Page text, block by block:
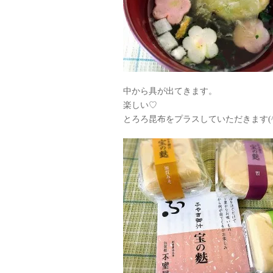
中から具が出てきます。
楽しい♡
とろろ昆布をプラスしていただきます